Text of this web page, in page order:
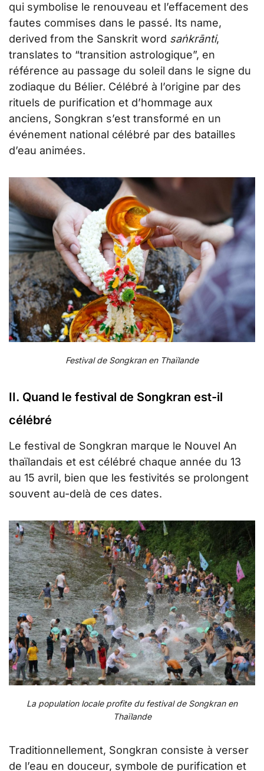
III. Préparer le festival de Songkran
IV. Rester protégé pendant Songkran
V. FAQ
qui symbolise le renouveau et l’effacement des
fautes commises dans le passé. Its name,
derived from the Sanskrit word saṅkrānti,
translates to “transition astrologique”, en
référence au passage du soleil dans le signe du
zodiaque du Bélier. Célébré à l’origine par des
rituels de purification et d’hommage aux
anciens, Songkran s’est transformé en un
événement national célébré par des batailles
d’eau animées.
Festival de Songkran en Thaïlande
II. Quand le festival de Songkran est-il
célébré
Le festival de Songkran marque le Nouvel An
thaïlandais et est célébré chaque année du 13
au 15 avril, bien que les festivités se prolongent
souvent au-delà de ces dates.
La population locale profite du festival de Songkran en
Thaïlande
Traditionnellement, Songkran consiste à verser
de l’eau en douceur, symbole de purification et